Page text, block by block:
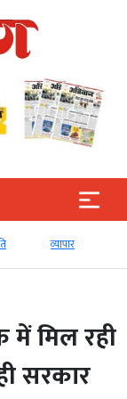
व्‍यापार
में मिल रही
सरकार